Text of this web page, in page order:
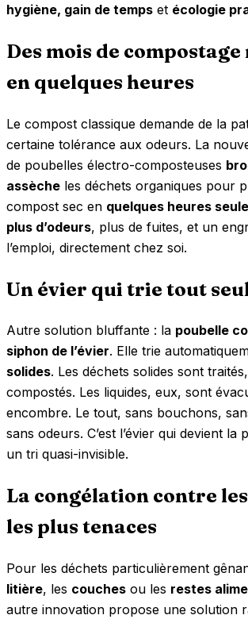
hygiène, gain de temps et écologie
Des mois de compostage
en quelques heures
Le compost classique demande de la
certaine tolérance aux odeurs. La
de poubelles électro-composteuses
assèche les déchets organiques pour
compost sec en quelques heures
plus d’odeurs, plus de fuites, et un
l’emploi, directement chez soi.
Un évier qui trie tout
Autre solution bluffante : la poubelle
siphon de l’évier. Elle trie
solides. Les déchets solides sont
compostés. Les liquides, eux, sont
encombre. Le tout, sans bouchons,
sans odeurs. C’est l’évier qui devient la
un tri quasi-invisible.
La congélation contre
les plus tenaces
Pour les déchets particulièrement
litière, les couches ou les restes
autre innovation propose une solution